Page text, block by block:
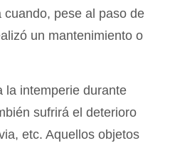
pese al paso de
un mantenimiento o
la intemperie durante
sufrirá el deterioro
etc. Aquellos objetos